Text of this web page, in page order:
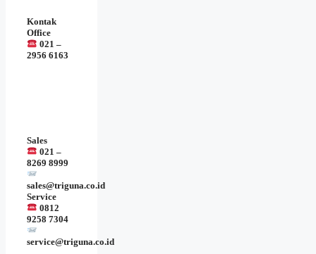
Kontak
Office
021 –
2956 6163
Sales
021 –
8269 8999
sales@triguna.co.id
Service
0812
9258 7304
service@triguna.co.id